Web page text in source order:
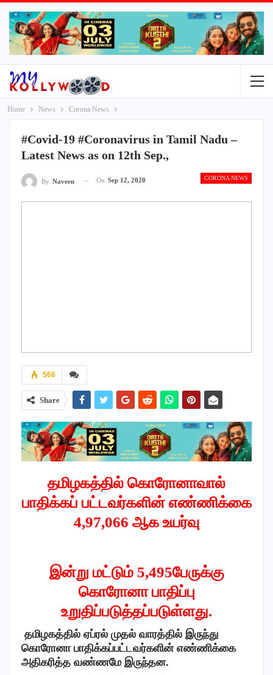
Home News Corona News
#Covid-19 #Coronavirus in Tamil Nadu –
Latest News as on 12th Sep.,
CORONA NEWS
By Naveen On Sep 12, 2020
566
Share
தமிழகத்தில் கொரோனாவால்
பாதிக்கப் பட்டவர்களின் எண்ணிக்கை
4,97,066 ஆக உயர்வு
இன்று மட்டும் 5,495பேருக்கு
கொரோனா பாதிப்பு
உறுதிப்படுத்தப்படுள்ளது.
தமிழகத்தில் ஏப்ரல் முதல் வாரத்தில் இருந்து
கொரோனா பாதிக்கப்பட்டவர்களின் எண்ணிக்கை
அதிகரித்த வண்ணமே இருந்தன.